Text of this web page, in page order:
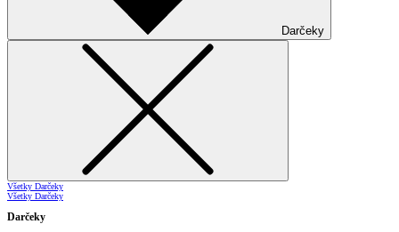
Darčeky
Všetky Darčeky
Všetky Darčeky
Darčeky